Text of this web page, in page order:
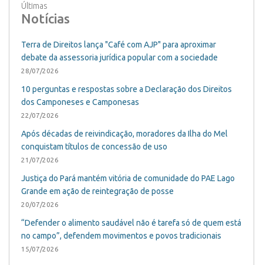
Últimas
Notícias
Terra de Direitos lança "Café com AJP" para aproximar
debate da assessoria jurídica popular com a sociedade
28/07/2026
10 perguntas e respostas sobre a Declaração dos Direitos
dos Camponeses e Camponesas
22/07/2026
Após décadas de reivindicação, moradores da Ilha do Mel
conquistam títulos de concessão de uso
21/07/2026
Justiça do Pará mantém vitória de comunidade do PAE Lago
Grande em ação de reintegração de posse
20/07/2026
“Defender o alimento saudável não é tarefa só de quem está
no campo”, defendem movimentos e povos tradicionais
15/07/2026